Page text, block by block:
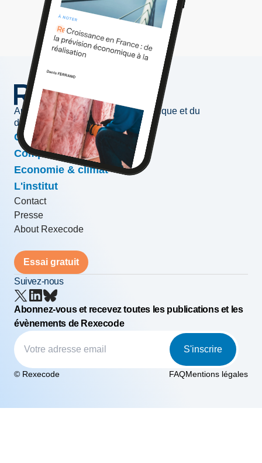
Au service de l'information économique et du
développement des entreprises
Conjoncture & prévisions
Compétitivité & croissance
Economie & climat
L'institut
Contact
Presse
About Rexecode
Essai gratuit
Suivez-nous
Abonnez-vous et recevez toutes les publications et les
évènements de Rexecode
S'inscrire
© Rexecode FAQMentions légales